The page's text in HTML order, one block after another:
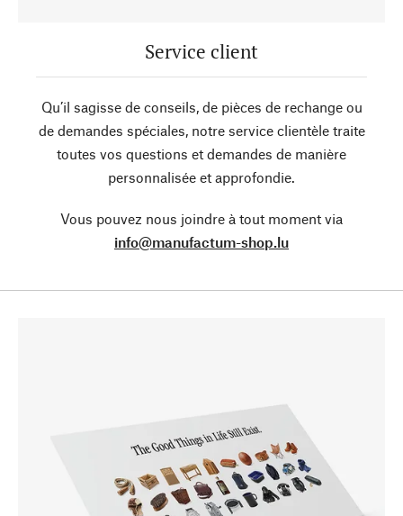
Service client
Qu’il sagisse de conseils, de pièces de rechange ou
de demandes spéciales, notre service clientèle traite
toutes vos questions et demandes de manière
personnalisée et approfondie.
Vous pouvez nous joindre à tout moment via
info@manufactum-shop.lu